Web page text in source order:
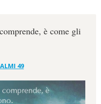
è come gli
49